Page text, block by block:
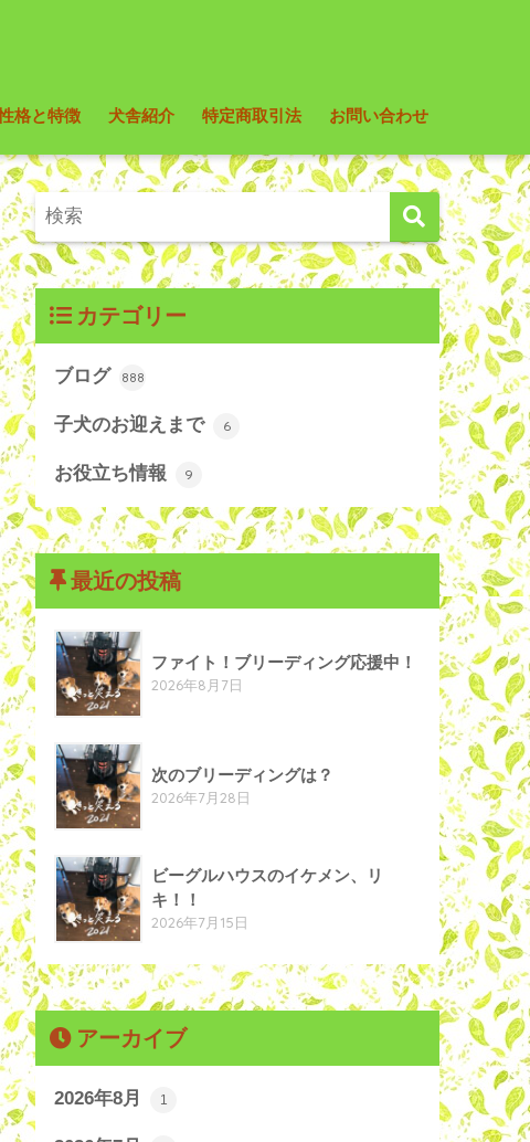
格と特徴 犬舎紹介 特定商取引法 お問い合わせ
カテゴリー
ブログ 888
子犬のお迎えまで 6
お役立ち情報 9
最近の投稿
ファイト！ブリーディング応援中！
2026年8月7日
次のブリーディングは？
2026年7月28日
ビーグルハウスのイケメン、リ
キ！！
2026年7月15日
アーカイブ
2026年8月 1